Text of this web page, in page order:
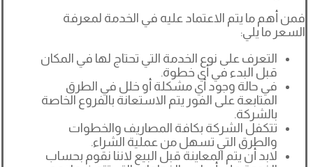
فمن أهم ما يتم الاعتماد عليه في الخدمة لمعرفة
السعر ما يلي:
التعرف على نوع الخدمة التي تحتاج لها في المكان
قبل البدء في أي خطوة.
في حالة وجود أي مشكلة أو خلل في الطرق
المتابعة على الفور يتم الاستعانة بالفروع الخاصة
بالشركة.
تتكفل الشركة بكافة المصاريف والخطوات
والطرق التي تسهل من عملية الشراء.
لابد أن يتم المعاينة قبل البيع لاننا نقوم بحساب